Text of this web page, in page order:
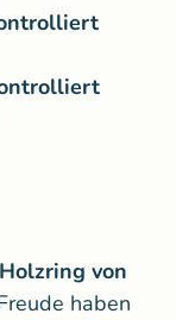
von
haben